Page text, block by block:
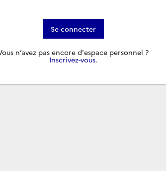
Se connecter
n’avez pas encore d'espace personnel ?
Inscrivez-vous.